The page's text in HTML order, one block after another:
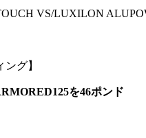
VS/LUXILON
ング】
を46ポンド